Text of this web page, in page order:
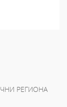
РЕГИОНА